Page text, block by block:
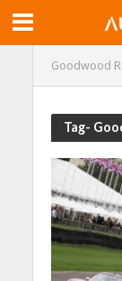
Goodwood
Tag-